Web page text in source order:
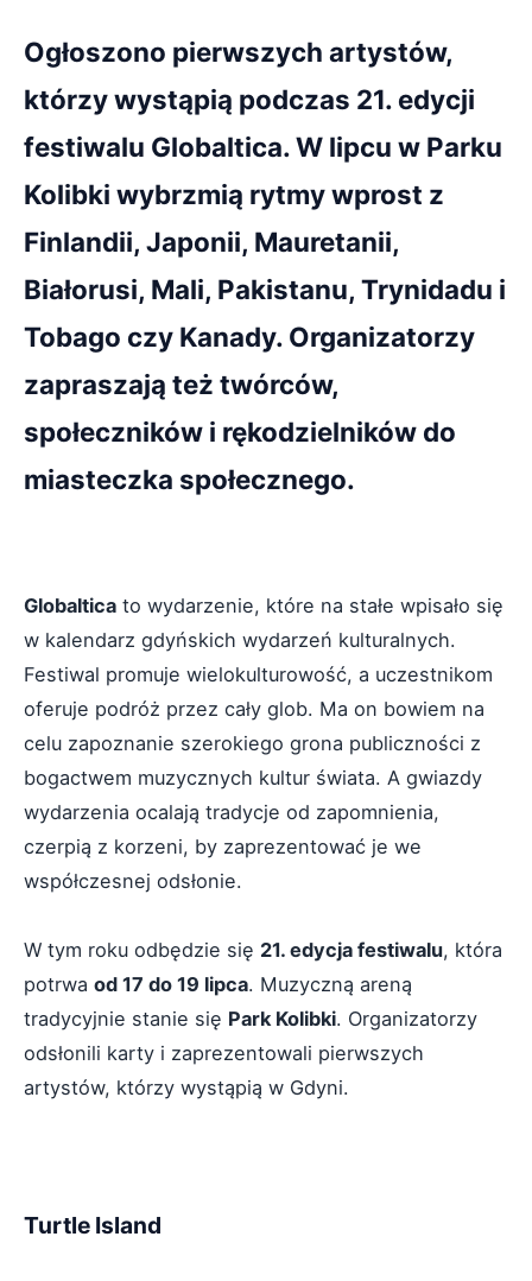
Ogłoszono pierwszych artystów,
którzy wystąpią podczas 21. edycji
festiwalu Globaltica. W lipcu w Parku
Kolibki wybrzmią rytmy wprost z
Finlandii, Japonii, Mauretanii,
Białorusi, Mali, Pakistanu, Trynidadu i
Tobago czy Kanady. Organizatorzy
zapraszają też twórców,
społeczników i rękodzielników do
miasteczka społecznego.
Globaltica to wydarzenie, które na stałe wpisało się
w kalendarz gdyńskich wydarzeń kulturalnych.
Festiwal promuje wielokulturowość, a uczestnikom
oferuje podróż przez cały glob. Ma on bowiem na
celu zapoznanie szerokiego grona publiczności z
bogactwem muzycznych kultur świata. A gwiazdy
wydarzenia ocalają tradycje od zapomnienia,
czerpią z korzeni, by zaprezentować je we
współczesnej odsłonie.
W tym roku odbędzie się 21. edycja festiwalu, która
potrwa od 17 do 19 lipca. Muzyczną areną
tradycyjnie stanie się Park Kolibki. Organizatorzy
odsłonili karty i zaprezentowali pierwszych
artystów, którzy wystąpią w Gdyni.
Turtle Island